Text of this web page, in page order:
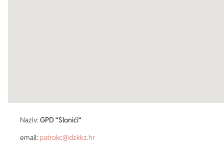
Naziv:GPD “Slonići“
email: patrokc@dzkkz.hr